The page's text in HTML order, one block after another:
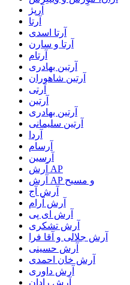
آرپژ
آرتا
آرتا اسدی
آرتا و سارن
آرتام
آرتبن بهادری
آرتين شاهوران
آرتی
آرتین
آرتین بهادری
آرتین سلیمانی
آردا
آرسام
آرسین
آرش AP
آرش AP و مسیح
آرش آج
آرش آرام
آرش ای پی
آرش تشکری
آرش جلالی و آقا فرا
آرش حسینی
آرش خان احمدی
آرش داوری
آرش رادان